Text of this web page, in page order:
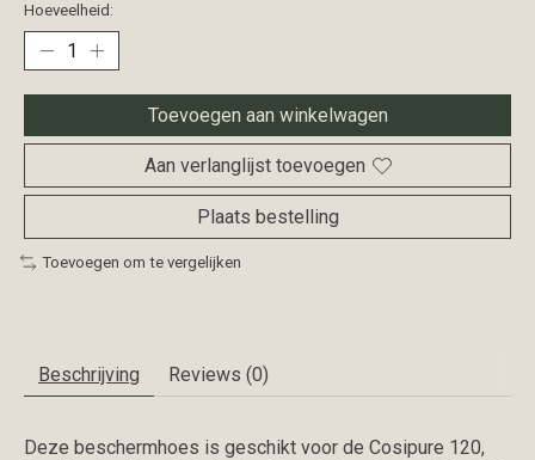
Hoeveelheid:
Toevoegen aan winkelwagen
Aan verlanglijst toevoegen
Plaats bestelling
Toevoegen om te vergelijken
Beschrijving Reviews (0)
Deze beschermhoes is geschikt voor de Cosipure 120,